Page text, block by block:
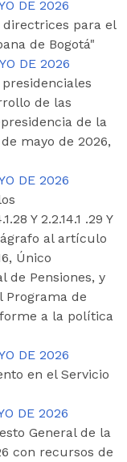
DE 2026
para el
de Bogotá"
DE 2026
de las
de la
mayo de 2026,
DE 2026
Y 2.2.14.1 .29 Y
al artículo
Único
de Pensiones, y
Programa de
a la política
DE 2026
en el Servicio
DE 2026
General de la
con recursos de